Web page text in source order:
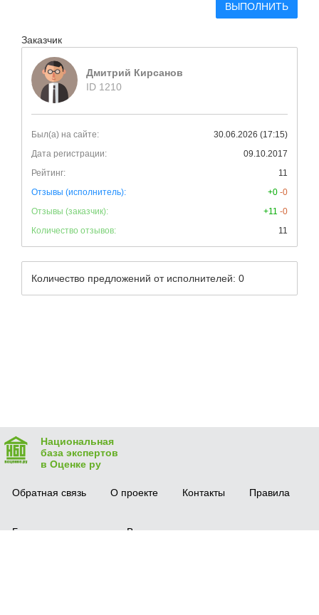
ВЫПОЛНИТЬ
Заказчик
Дмитрий Кирсанов
ID 1210
Был(а) на сайте:
30.06.2026 (17:15)
Дата регистрации:
09.10.2017
Рейтинг:
11
Отзывы (исполнитель):
+0 -0
Отзывы (заказчик):
+11 -0
Количество отзывов:
11
Количество предложений от исполнителей: 0
Национальная
база экспертов
в Оценке ру
Обратная связь О проекте Контакты Правила
Безопасная сделка Вопрос-ответ